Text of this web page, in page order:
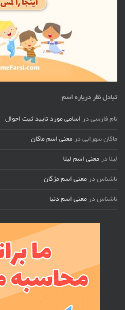
تبادل نظر درباره اسم
نام فارسی در اسامی مورد تایید ثبت احوال
ماکان سهرابی در معنی اسم ماکان
لیلا در معنی اسم لیلا
ناشناس در معنی اسم مژگان
ناشناس در معنی اسم دنیا